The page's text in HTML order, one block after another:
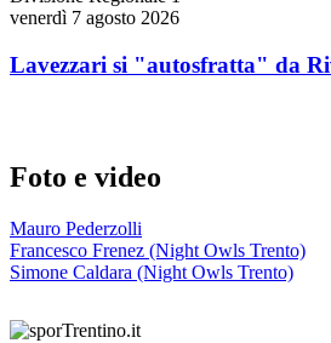
venerdì 7 agosto 2026
Lavezzari si "autosfratta" da
Foto e video
Mauro Pederzolli
Francesco Frenez (Night Owls Trento)
Simone Caldara (Night Owls Trento)